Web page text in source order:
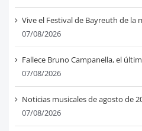
Vive el Festival de Bayreuth de la
07/08/2026
Fallece Bruno Campanella, el
07/08/2026
Noticias musicales de agosto de
07/08/2026